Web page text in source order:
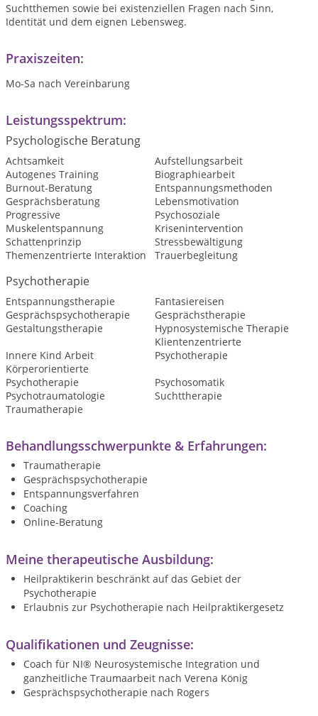
Suchtthemen sowie bei existenziellen Fragen nach Sinn,
Identität und dem eignen Lebensweg.
Praxiszeiten:
Mo-Sa nach Vereinbarung
Leistungsspektrum:
Psychologische Beratung
Achtsamkeit
Aufstellungsarbeit
Autogenes Training
Biographiearbeit
Burnout-Beratung
Entspannungsmethoden
Gesprächsberatung
Lebensmotivation
Progressive
Muskelentspannung
Psychosoziale
Krisenintervention
Schattenprinzip
Stressbewältigung
Themenzentrierte Interaktion
Trauerbegleitung
Psychotherapie
Entspannungstherapie
Fantasiereisen
Gesprächspsychotherapie
Gesprächstherapie
Gestaltungstherapie
Hypnosystemische Therapie
Innere Kind Arbeit
Klientenzentrierte
Psychotherapie
Körperorientierte
Psychotherapie
Psychosomatik
Psychotraumatologie
Suchttherapie
Traumatherapie
Behandlungsschwerpunkte & Erfahrungen:
Traumatherapie
Gesprächspsychotherapie
Entspannungsverfahren
Coaching
Online-Beratung
Meine therapeutische Ausbildung:
Heilpraktikerin beschränkt auf das Gebiet der
Psychotherapie
Erlaubnis zur Psychotherapie nach Heilpraktikergesetz
Qualifikationen und Zeugnisse:
Coach für NI® Neurosystemische Integration und
ganzheitliche Traumaarbeit nach Verena König
Gesprächspsychotherapie nach Rogers